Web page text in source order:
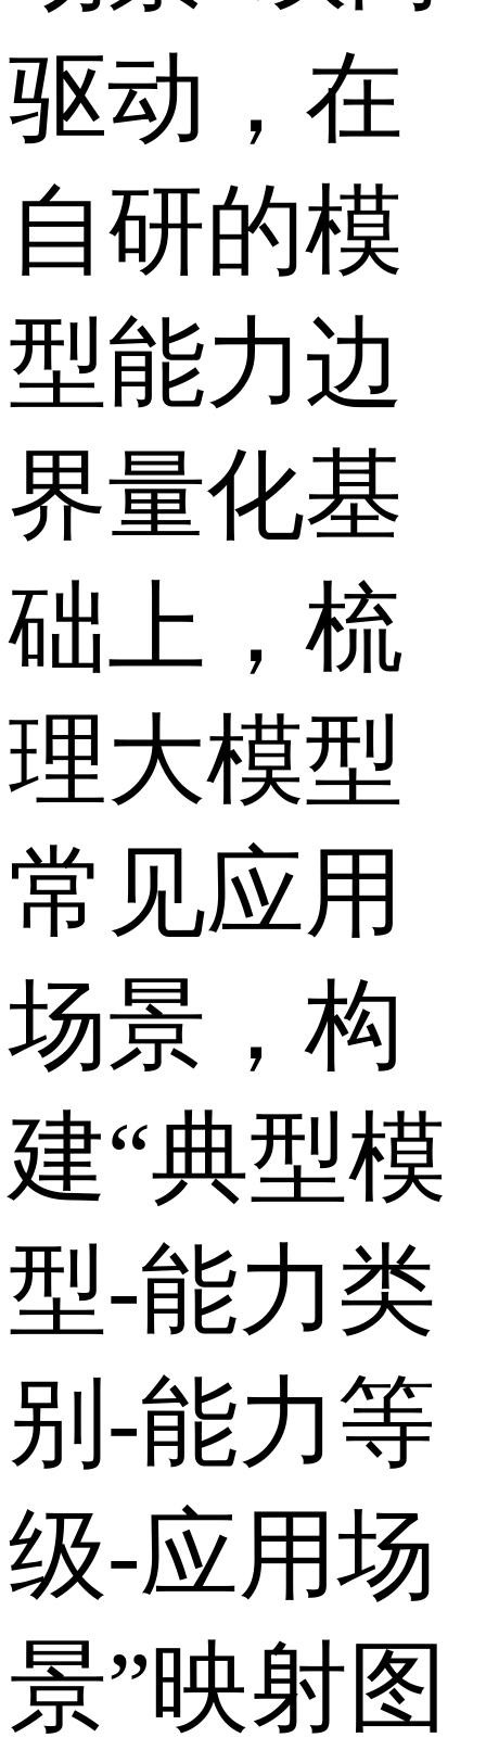
驱动，在
自研的模
型能力边
界量化基
础上，梳
理大模型
常见应用
场景，构
建“典型模
型-能力类
别-能力等
级-应用场
景”映射图